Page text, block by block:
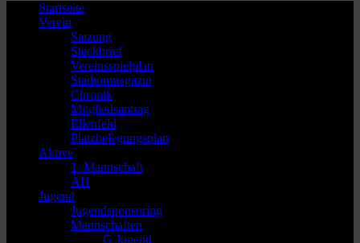
Startseite
Verein
Satzung
Steckbrief
Vereinsspielplan
Stadionmagazin
Chronik
Mitgliedsantrag
Ellenfeld
Platzbelegungsplan
Aktive
1. Mannschaft
AH
Jugend
Jugendsponsoring
Mannschaften
G Jugend